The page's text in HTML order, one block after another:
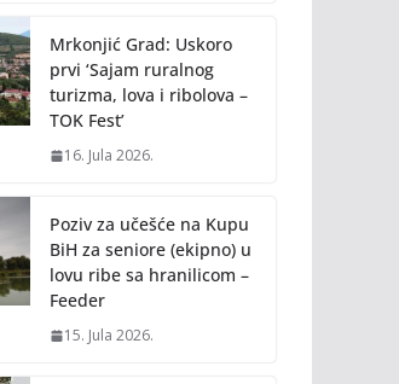
Mrkonjić Grad: Uskoro
prvi ‘Sajam ruralnog
turizma, lova i ribolova –
TOK Fest’
16. Jula 2026.
Poziv za učešće na Kupu
BiH za seniore (ekipno) u
lovu ribe sa hranilicom –
Feeder
15. Jula 2026.